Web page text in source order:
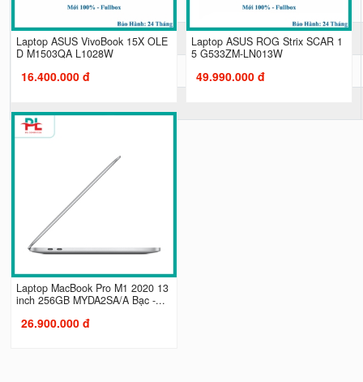
Trọng Lượng
Laptop ASUS VivoBook 15X OLE
D M1503QA L1028W
16.400.000 đ
Laptop ASUS ROG Strix SCAR 1
5 G533ZM-LN013W
49.990.000 đ
Laptop MacBook Pro M1 2020 13
inch 256GB MYDA2SA/A Bạc -...
26.900.000 đ